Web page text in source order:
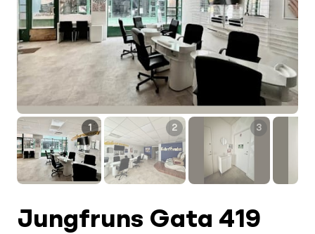
1 2 3
Jungfruns Gata 419